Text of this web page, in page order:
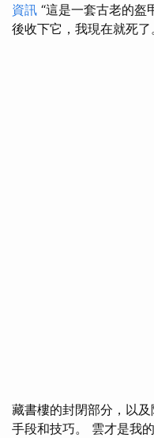
資訊 “這是一套古老的盔
後收下它，我現在就死了
藏書樓的封閉部分，以
手段和技巧。 雲才是我